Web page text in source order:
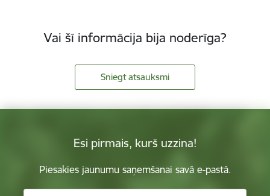
Vai šī informācija bija noderīga?
Sniegt atsauksmi
Esi pirmais, kurš uzzina!
Piesakies jaunumu saņemšanai savā e-pastā.